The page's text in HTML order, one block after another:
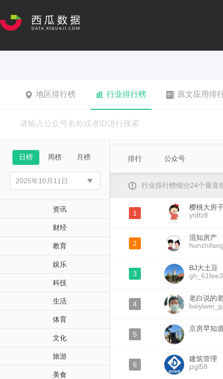
地区排行榜 行业排行榜 原文应用排
日榜 周榜 月榜
资讯
财经
教育
娱乐
科技
生活
体育
文化
旅游
美食
排行 公众号
行业排行榜细分24个垂直
1
樱桃大房
ytdfz8
2
混知房产
3
BJ大土豆
4
老白说的
5
京房早知
6
建筑管理
jzgl58